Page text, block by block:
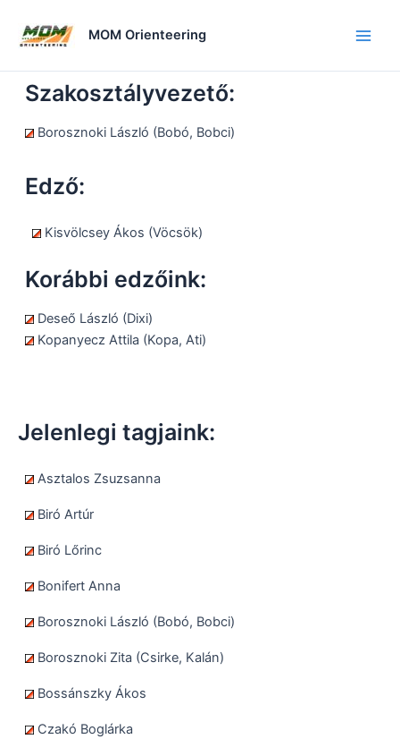
content
MOM Orienteering
Szakosztályvezető:
Borosznoki László (Bobó, Bobci)
Edző:
Kisvölcsey Ákos (Vöcsök)
Korábbi edzőink:
Deseő László (Dixi)
Kopanyecz Attila (Kopa, Ati)
Jelenlegi tagjaink:
Asztalos Zsuzsanna
Biró Artúr
Biró Lőrinc
Bonifert Anna
Borosznoki László (Bobó, Bobci)
Borosznoki Zita (Csirke, Kalán)
Bossánszky Ákos
Czakó Boglárka